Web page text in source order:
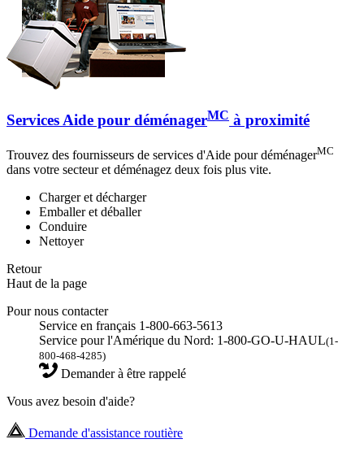
Services Aide pour déménagerMC à proximité
Trouvez des fournisseurs de services d'Aide pour déménagerMC
dans votre secteur et déménagez deux fois plus vite.
Charger et décharger
Emballer et déballer
Conduire
Nettoyer
Retour
Haut de la page
Pour nous contacter
Service en français 1-800-663-5613
Service pour l'Amérique du Nord: 1-800-GO-U-HAUL(1-
800-468-4285)
Demander à être rappelé
Vous avez besoin d'aide?
Demande d'assistance routière